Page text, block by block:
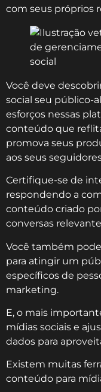
com seus próprios
Você deve
social seu público-
esforços nessas
conteúdo que
promova seus
aos seus
Certifique-se de
respondendo a
conteúdo criado
conversas
Você também
para atingir um
específicos de
marketing.
E, o mais
mídias sociais e
dados para
Existem muitas
conteúdo para